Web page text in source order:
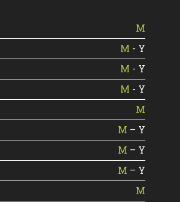
M
M - Y
M - Y
M - Y
M
M – Y
M – Y
M – Y
M